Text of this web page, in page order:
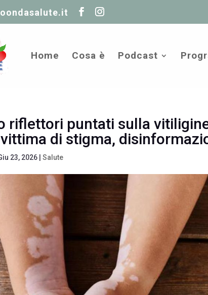
Home Cosa è Podcast
riflettori puntati sulla
di stigma,
23, 2026 |Salute